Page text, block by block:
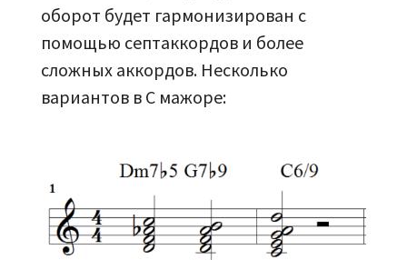
оборот будет гармонизирован с
помощью септаккордов и более
сложных аккордов. Несколько
вариантов в C мажоре: